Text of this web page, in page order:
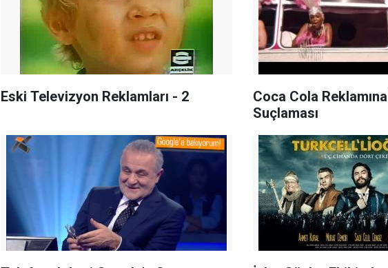
Eski Televizyon Reklamları - 2
Coca Cola
Suçlaması